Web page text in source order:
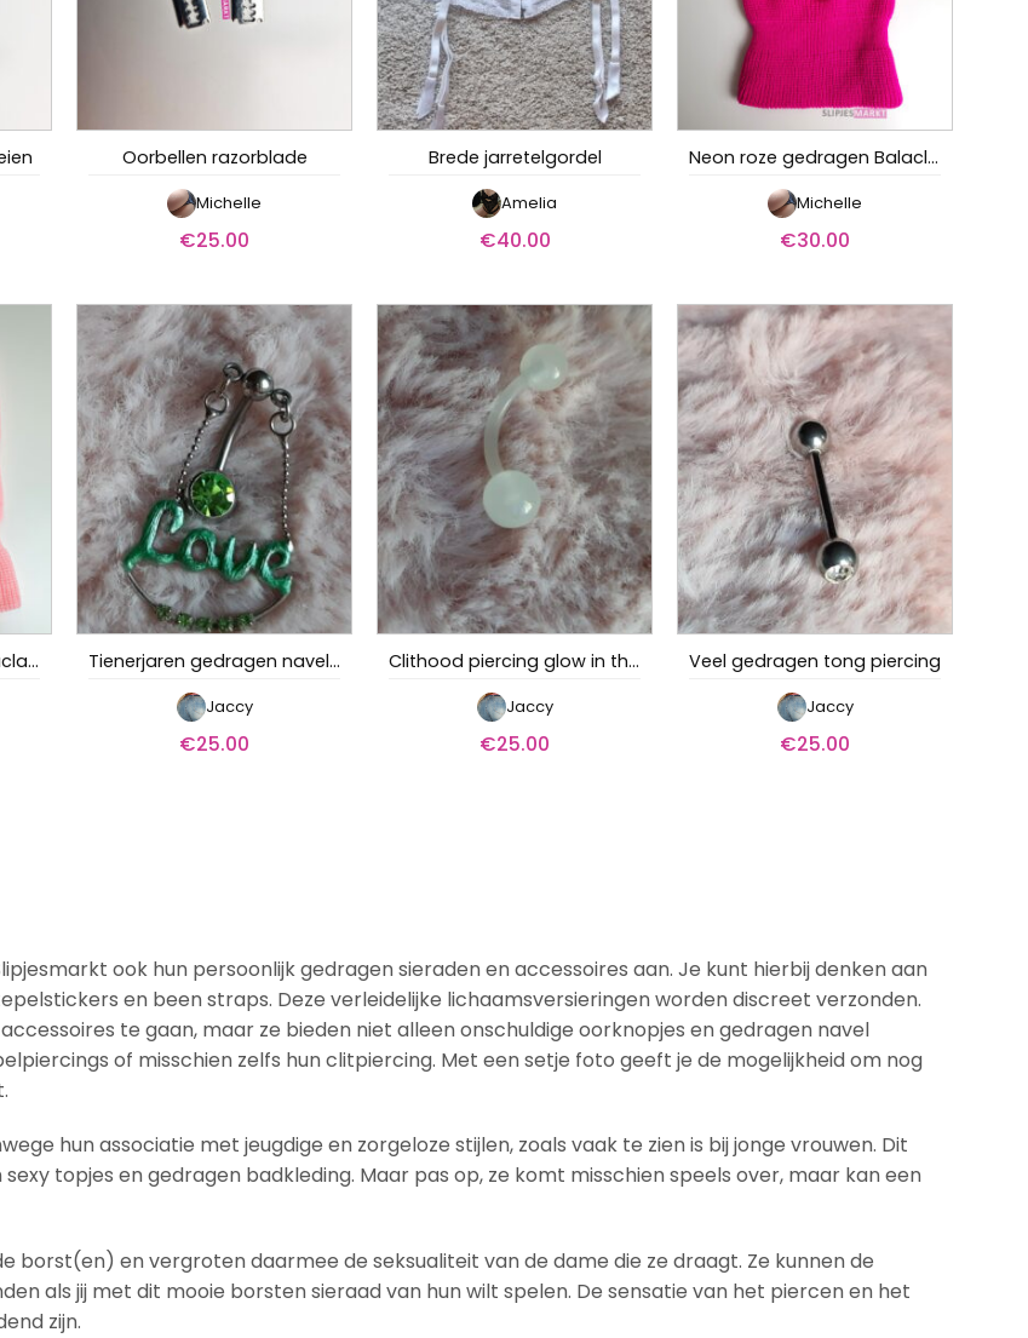
Oorbellen razorblade
Michelle
€25.00
Brede jarretelgordel
Amelia
€40.00
Neon roze gedragen Balaclava
Michelle
€30.00
Lichtroze gedragen Balaclava Tienerjaren gedragen navelpiercing
Jaccy
€25.00
Clithood piercing glow in the dark
Jaccy
€25.00
Veel gedragen tong piercing
Jaccy
€25.00
ook hun persoonlijk gedragen sieraden en accessoires aan. Je kunt hierbij denken aan
en been straps. Deze verleidelijke lichaamsversieringen worden discreet verzonden.
te gaan, maar ze bieden niet alleen onschuldige oorknopjes en gedragen navel
of misschien zelfs hun clitpiercing. Met een setje foto geeft je de mogelijkheid om nog
hun associatie met jeugdige en zorgeloze stijlen, zoals vaak te zien is bij jonge vrouwen. Dit
topjes en gedragen badkleding. Maar pas op, ze komt misschien speels over, maar kan een
borst(en) en vergroten daarmee de seksualiteit van de dame die ze draagt. Ze kunnen de
als jij met dit mooie borsten sieraad van hun wilt spelen. De sensatie van het piercen en het
zijn.